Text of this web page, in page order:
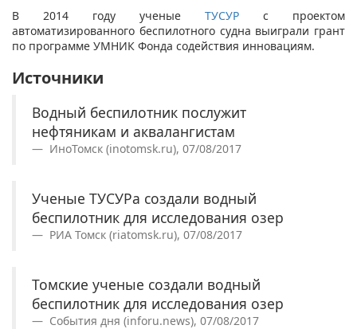
В 2014 году ученые ТУСУР с проектом
автоматизированного беспилотного судна выиграли грант
по программе УМНИК Фонда содействия инновациям.
Источники
Водный беспилотник послужит
нефтяникам и аквалангистам
ИноТомск (inotomsk.ru), 07/08/2017
Ученые ТУСУРа создали водный
беспилотник для исследования озер
РИА Томск (riatomsk.ru), 07/08/2017
Томские ученые создали водный
беспилотник для исследования озер
События дня (inforu.news), 07/08/2017